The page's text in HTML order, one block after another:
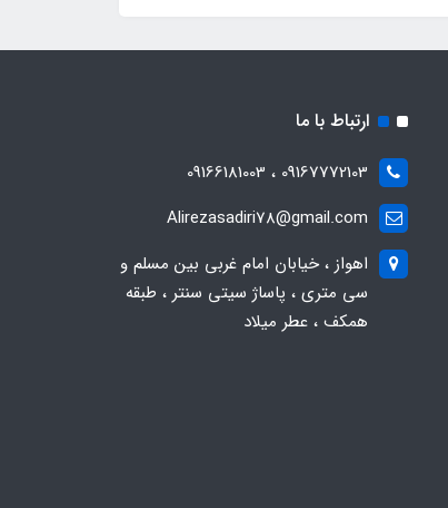
ارتباط با ما
09167772103 ، 09166181003
Alirezasadiri78@gmail.com
اهواز ، خیابان امام غربی بین مسلم و
سی متری ، پاساژ سیتی سنتر ، طبقه
همکف ، عطر میلاد